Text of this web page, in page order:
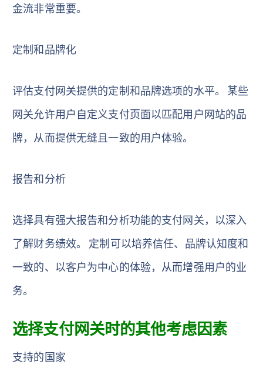
金流非常重要。
定制和品牌化
评估支付网关提供的定制和品牌选项的水平。 某些
网关允许用户自定义支付页面以匹配用户网站的品
牌，从而提供无缝且一致的用户体验。
报告和分析
选择具有强大报告和分析功能的支付网关，以深入
了解财务绩效。 定制可以培养信任、品牌认知度和
一致的、以客户为中心的体验，从而增强用户的业
务。
选择支付网关时的其他考虑因素
支持的国家